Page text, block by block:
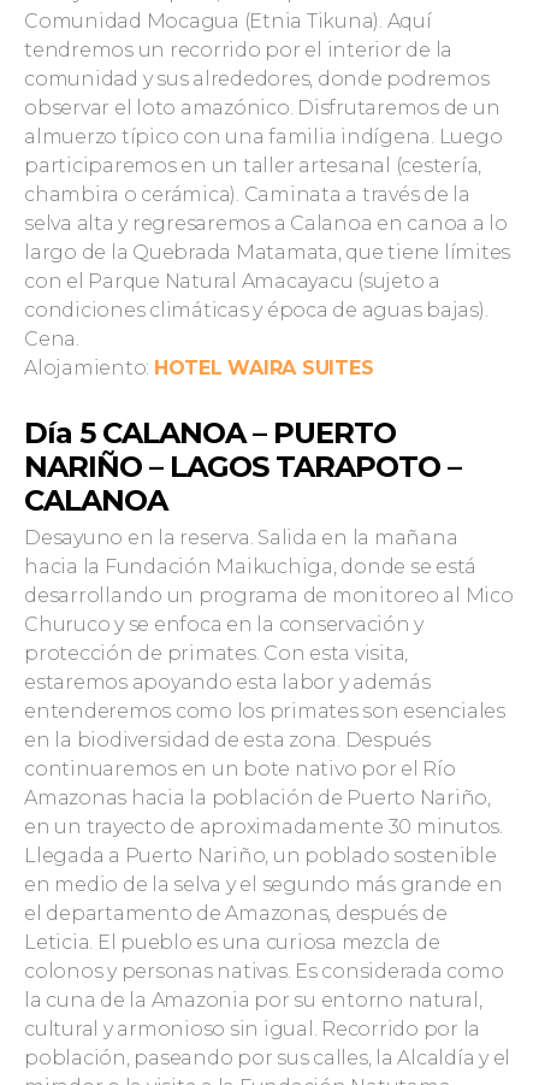
Comunidad Mocagua (Etnia Tikuna). Aquí
tendremos un recorrido por el interior de la
comunidad y sus alrededores, donde podremos
observar el loto amazónico. Disfrutaremos de un
almuerzo típico con una familia indígena. Luego
participaremos en un taller artesanal (cestería,
chambira o cerámica). Caminata a través de la
selva alta y regresaremos a Calanoa en canoa a lo
largo de la Quebrada Matamata, que tiene límites
con el Parque Natural Amacayacu (sujeto a
condiciones climáticas y época de aguas bajas).
Cena.
Alojamiento: HOTEL WAIRA SUITES
Día 5 CALANOA – PUERTO
NARIÑO – LAGOS TARAPOTO –
CALANOA
Desayuno en la reserva. Salida en la mañana
hacia la Fundación Maikuchiga, donde se está
desarrollando un programa de monitoreo al Mico
Churuco y se enfoca en la conservación y
protección de primates. Con esta visita,
estaremos apoyando esta labor y además
entenderemos como los primates son esenciales
en la biodiversidad de esta zona. Después
continuaremos en un bote nativo por el Río
Amazonas hacia la población de Puerto Nariño,
en un trayecto de aproximadamente 30 minutos.
Llegada a Puerto Nariño, un poblado sostenible
en medio de la selva y el segundo más grande en
el departamento de Amazonas, después de
Leticia. El pueblo es una curiosa mezcla de
colonos y personas nativas. Es considerada como
la cuna de la Amazonia por su entorno natural,
cultural y armonioso sin igual. Recorrido por la
población, paseando por sus calles, la Alcaldía y el